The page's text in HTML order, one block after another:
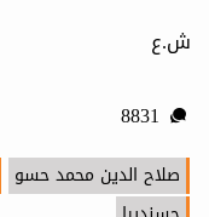
ش.ع
صلاح الدين محمد حسو